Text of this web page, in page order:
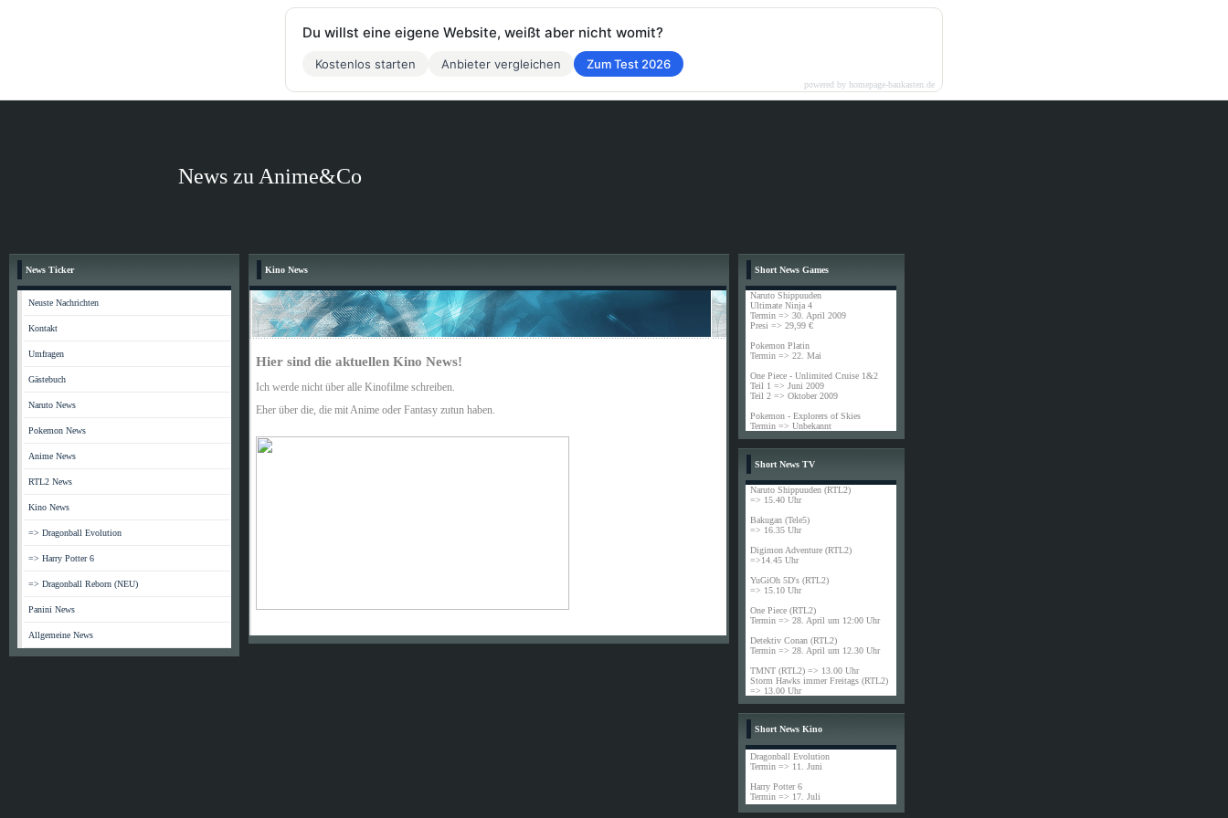
News zu Anime&Co
News Ticker
Neuste Nachrichten
Kontakt
Umfragen
Gästebuch
Naruto News
Pokemon News
Anime News
RTL2 News
Kino News
=> Dragonball Evolution
=> Harry Potter 6
=> Dragonball Reborn (NEU)
Panini News
Allgemeine News
Kino News
Hier sind die aktuellen Kino News!
Ich werde nicht über alle Kinofilme schreiben.
Eher über die, die mit Anime oder Fantasy zutun haben.
Short News Games
Naruto Shippuuden
Ultimate Ninja 4
Termin => 30. April 2009
Presi => 29,99 €
Pokemon Platin
Termin => 22. Mai
One Piece - Unlimited Cruise 1&2
Teil 1 => Juni 2009
Teil 2 => Oktober 2009
Pokemon - Explorers of Skies
Termin => Unbekannt
Short News TV
Naruto Shippuuden (RTL2)
=> 15.40 Uhr
Bakugan (Tele5)
=> 16.35 Uhr
Digimon Adventure (RTL2)
=>14.45 Uhr
YuGiOh 5D's (RTL2)
=> 15.10 Uhr
One Piece (RTL2)
Termin => 28. April um 12:00 Uhr
Detektiv Conan (RTL2)
Termin => 28. April um 12.30 Uhr
TMNT (RTL2) => 13.00 Uhr
Storm Hawks immer Freitags (RTL2)
=> 13.00 Uhr
Short News Kino
Dragonball Evolution
Termin => 11. Juni
Harry Potter 6
Termin => 17. Juli
Du willst eine eigene Website, weißt aber nicht womit?
Kostenlos starten Anbieter vergleichen Zum Test 2026
powered by homepage-baukasten.de